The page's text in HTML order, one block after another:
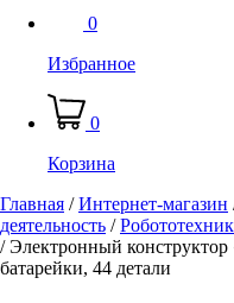
0
Избранное
0
Корзина
Главная /Интернет-магазин
деятельность /
/Электронный конструктор
батарейки, 44 детали